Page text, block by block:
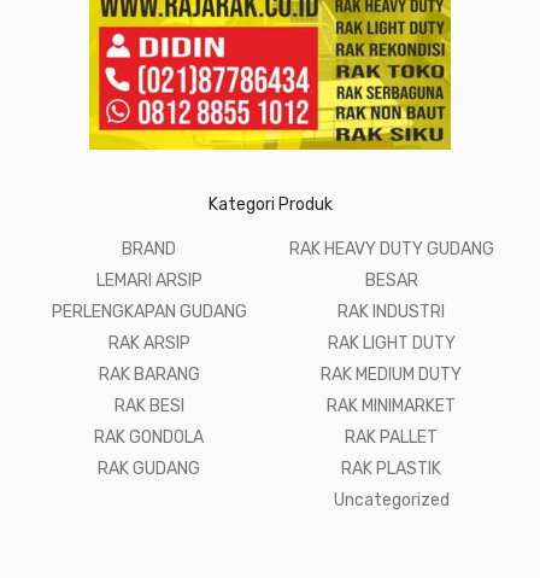
Kategori Produk
BRAND
LEMARI ARSIP
PERLENGKAPAN GUDANG
RAK ARSIP
RAK BARANG
RAK BESI
RAK GONDOLA
RAK GUDANG
RAK HEAVY DUTY GUDANG
BESAR
RAK INDUSTRI
RAK LIGHT DUTY
RAK MEDIUM DUTY
RAK MINIMARKET
RAK PALLET
RAK PLASTIK
Uncategorized